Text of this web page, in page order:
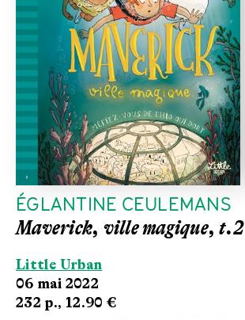
ÉGLANTINE CEULEMANS
Maverick, ville magique, t.2
Little Urban
06 mai 2022
232 p., 12.90 €